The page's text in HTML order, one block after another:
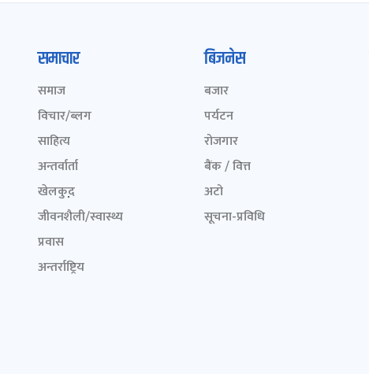
समाचार
समाज
विचार/ब्लग
साहित्य
अन्तर्वार्ता
खेलकुद़़
जीवनशैली/स्वास्थ्य
प्रवास
अन्तर्राष्ट्रिय
बिजनेस
बजार
पर्यटन
रोजगार
बैंक / वित्त
अटो
सूचना-प्रविधि